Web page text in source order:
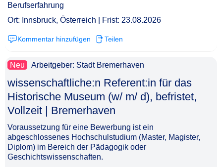
Berufserfahrung
Ort: Innsbruck, Österreich | Frist: 23.08.2026
Kommentar hinzufügen Teilen
Neu Arbeitgeber: Stadt Bremerhaven
wissenschaftliche:n Referent:in für das
Historische Museum (w/ m/ d), befristet,
Vollzeit | Bremerhaven​‌‌‌‌​‌​‌‌‌​‌​​‌​‌​
Voraussetzung für eine Bewerbung ist ein
abgeschlossenes Hochschulstudium (Master, Magister,
Diplom) im Bereich der Pädagogik oder
Geschichtswissenschaften.